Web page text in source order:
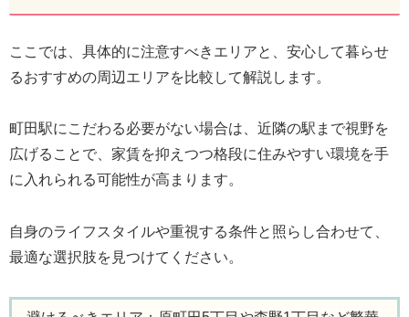
ここでは、具体的に注意すべきエリアと、安心して暮らせ
るおすすめの周辺エリアを比較して解説します。
町田駅にこだわる必要がない場合は、近隣の駅まで視野を
広げることで、家賃を抑えつつ格段に住みやすい環境を手
に入れられる可能性が高まります。
自身のライフスタイルや重視する条件と照らし合わせて、
最適な選択肢を見つけてください。